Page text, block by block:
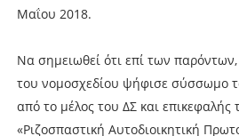
Μαΐου 2018.
Να σημειωθεί ότι επί των
του νομοσχεδίου ψήφισε σύσσωμο
από το μέλος του ΔΣ και επικεφαλής
«Ριζοσπαστική Αυτοδιοικητική